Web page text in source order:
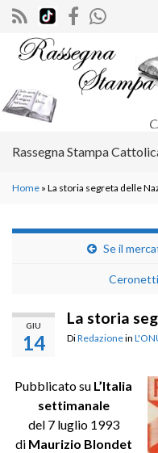
Search for:
Rassegna Stampa
Home » La storia segreta delle
Se il
Ceronetti
GIU
14
La storia
DiRedazionein
Pubblicato su L’Italia
settimanale
del 7 luglio 1993
di Maurizio Blondet